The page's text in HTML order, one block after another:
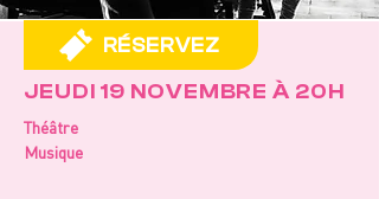
RÉSERVEZ
JEUDI 19 NOVEMBRE À 20H
Théâtre
Musique